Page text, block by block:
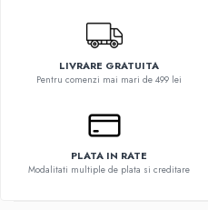
LIVRARE GRATUITA
Pentru comenzi mai mari de 499 lei
PLATA IN RATE
Modalitati multiple de plata si creditare